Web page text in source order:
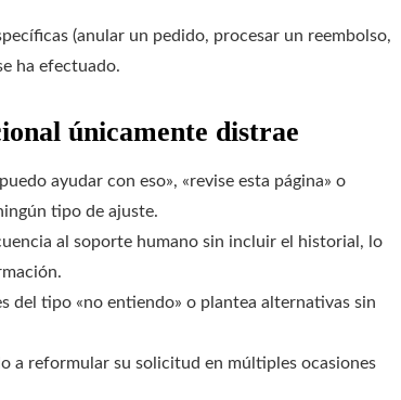
(anular un pedido, procesar un reembolso,
ha efectuado.
únicamente distrae
ayudar con eso», «revise esta página» o
tipo de ajuste.
al soporte humano sin incluir el historial, lo
del tipo «no entiendo» o plantea alternativas sin
a reformular su solicitud en múltiples ocasiones